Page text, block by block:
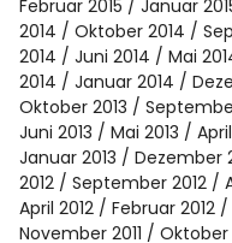
Februar 2015
Januar
2014
Oktober 2014
2014
Juni 2014 Mai
2014
Januar 2014
Oktober 2013
Juni 2013
Mai 2013
Januar 2013
Dezember
2012
September 2012
April 2012
Februar 2012
November 2011
Oktober